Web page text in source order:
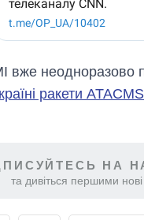
вже
ракети ATACMS
НА
та дивіться першими нові